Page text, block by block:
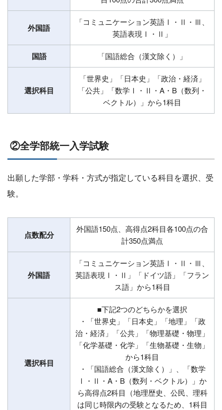
外国語
「コミュニケーション英語Ⅰ・Ⅱ・Ⅲ、
英語表現Ⅰ・Ⅱ」
国語 「国語総合（漢文除く）」
選択科目
「世界史」「日本史」「政治・経済」
「公共」「数学Ⅰ・Ⅱ・A・B（数列・
ベクトル）」から1科目
②全学部統一入学試験
出願した学部・学科・方式が指定している科目を選択、受
験。
点数配分
外国語150点、高得点2科目各100点の合
計350点満点
外国語
「コミュニケーション英語Ⅰ・Ⅱ・Ⅲ、
英語表現Ⅰ・Ⅱ」「ドイツ語」「フラン
ス語」から1科目
選択科目
■下記2つのどちらかを選択
・「世界史」「日本史」「地理」「政
治・経済」「公共」「物理基礎・物理」
「化学基礎・化学」「生物基礎・生物」
から1科目
・「国語総合（漢文除く）」、「数学
Ⅰ・Ⅱ・A・B（数列・ベクトル）」か
ら高得点2科目（地理歴史、公民、理科
は同じ時限内の受験となるため、1科目